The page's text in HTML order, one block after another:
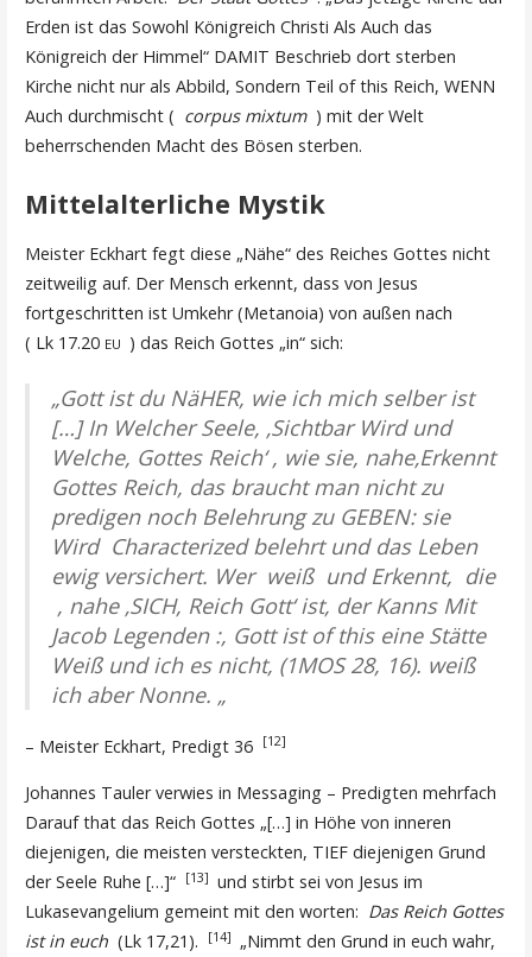
Erden ist das Sowohl Königreich Christi Als Auch das
Königreich der Himmel“ DAMIT Beschrieb dort sterben
Kirche nicht nur als Abbild, Sondern Teil of this Reich, WENN
Auch durchmischt ( corpus mixtum ) mit der Welt
beherrschenden Macht des Bösen sterben.
Mittelalterliche Mystik
Meister Eckhart fegt diese „Nähe“ des Reiches Gottes nicht
zeitweilig auf. Der Mensch erkennt, dass von Jesus
fortgeschritten ist Umkehr (Metanoia) von außen nach
( Lk 17.20 EU ) das Reich Gottes „in“ sich:
„Gott ist du NäHER, wie ich mich selber ist
[…] In Welcher Seele, ‚Sichtbar Wird und
Welche, Gottes Reich‘ , wie sie, nahe‚Erkennt
Gottes Reich, das braucht man nicht zu
predigen noch Belehrung zu GEBEN: sie
Wird Characterized belehrt und das Leben
ewig versichert. Wer weiß und Erkennt, die
, nahe ‚SICH, Reich Gott‘ ist, der Kanns Mit
Jacob Legenden :, Gott ist of this eine Stätte
Weiß und ich es nicht, (1MOS 28, 16). weiß
ich aber Nonne. „
– Meister Eckhart, Predigt 36 [12]
Johannes Tauler verwies in Messaging – Predigten mehrfach
Darauf that das Reich Gottes „[…] in Höhe von inneren
diejenigen, die meisten versteckten, TIEF diejenigen Grund
der Seele Ruhe […]“ [13] und stirbt sei von Jesus im
Lukasevangelium gemeint mit den worten: Das Reich Gottes
ist in euch (Lk 17,21). [14] „Nimmt den Grund in euch wahr,